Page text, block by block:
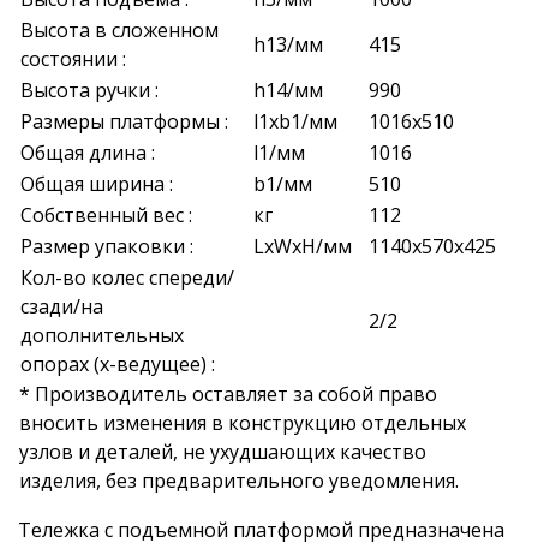
Высота в сложенном
состоянии :
h13/мм
415
Высота ручки :
h14/мм
990
Размеры платформы :
l1xb1/мм
1016х510
Общая длина :
l1/мм
1016
Общая ширина :
b1/мм
510
Собственный вес :
кг
112
Размер упаковки :
LxWxH/мм
1140x570x425
Кол-во колес спереди/
сзади/на
дополнительных
опорах (х-ведущее) :
2/2
* Производитель оставляет за собой право
вносить изменения в конструкцию отдельных
узлов и деталей, не ухудшающих качество
изделия, без предварительного уведомления.
Тележка с подъемной платформой предназначена